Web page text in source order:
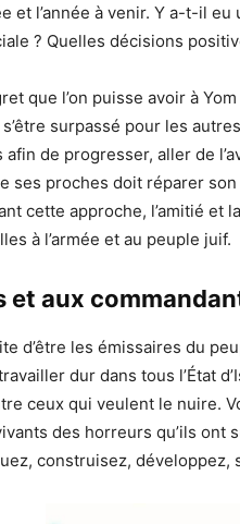
et l’année à venir. Y a-t-il
? Quelles décisions
que l’on puisse avoir à
surpassé pour les
de progresser, aller de
ses proches doit réparer
cette approche, l’amitié
à l’armée et au peuple juif.
et aux
d’être les émissaires du
dur dans tous l’État
ceux qui veulent le nuire.
des horreurs qu’ils ont
construisez, développez,